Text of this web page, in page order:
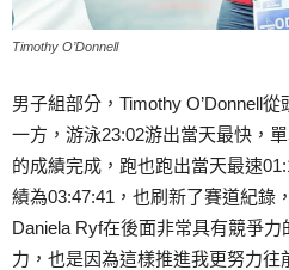
Timothy O’Donnell
男子組部分，Timothy O’Donnell
一方，游泳23:02游出當天最快，
的成績完成，跑也跑出當天最速
績為03:47:41，也刷新了賽道紀錄
Daniela Ryf在後面非常具有競爭
力，也是因為這樣推進我更努力往